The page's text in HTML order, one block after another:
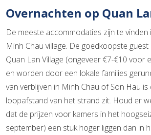
Overnachten op Quan
De meeste accommodaties zijn te
Minh Chau village. De goedkoopste
Quan Lan Village (ongeveer €7-€10 voor
en worden door een lokale families
van verblijven in Minh Chau of Son Hau is
loopafstand van het strand zit. Houd er
dat de prijzen voor kamers in het
september) een stuk hoger liggen dan in